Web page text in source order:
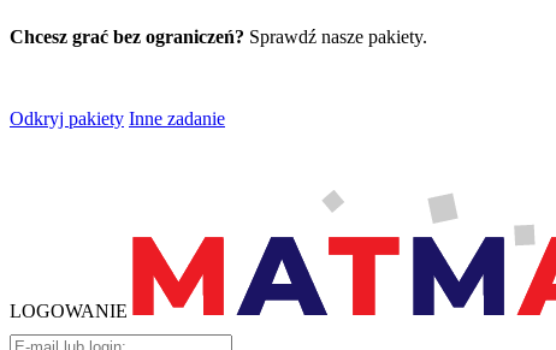
Chcesz grać bez ograniczeń? Sprawdź nasze pakiety.
Odkryj pakiety Inne zadanie
LOGOWANIE